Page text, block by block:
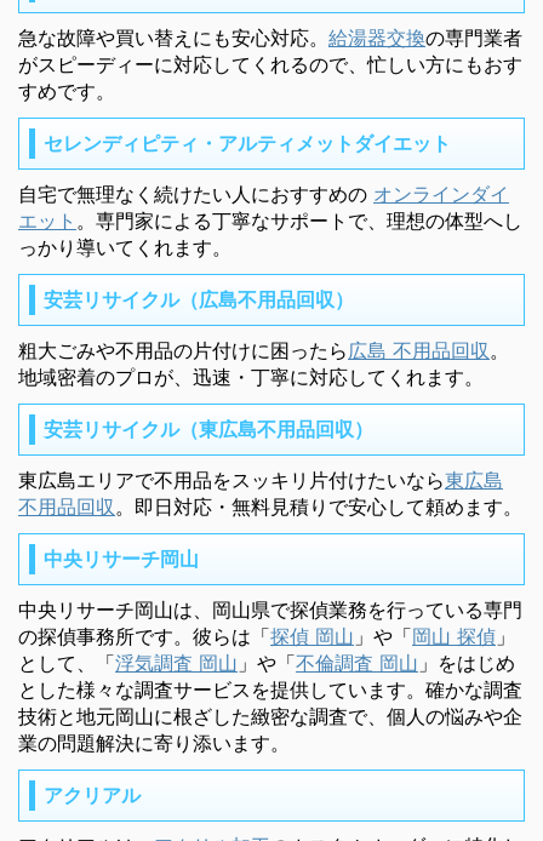
急な故障や買い替えにも安心対応。 給湯器交換の専門業者
がスピーディーに対応してくれるので、忙しい方にもおす
すめです。
セレンディピティ・アルティメットダイエット
自宅で無理なく続けたい人におすすめの オンラインダイ
エット 。専門家による丁寧なサポートで、理想の体型へし
っかり導いてくれます。
安芸リサイクル（広島不用品回収）
粗大ごみや不用品の片付けに困ったら 広島 不用品回収 。
地域密着のプロが、迅速・丁寧に対応してくれます。
安芸リサイクル（東広島不用品回収）
東広島エリアで不用品をスッキリ片付けたいなら東広島
不用品回収 。即日対応・無料見積りで安心して頼めます。
中央リサーチ岡山
中央リサーチ岡山は、岡山県で探偵業務を行っている専門
の探偵事務所です。彼らは「探偵 岡山 」や「岡山 探偵 」
として、「浮気調査 岡山 」や「不倫調査 岡山 」をはじめ
とした様々な調査サービスを提供しています。確かな調査
技術と地元岡山に根ざした緻密な調査で、個人の悩みや企
業の問題解決に寄り添います。
アクリアル